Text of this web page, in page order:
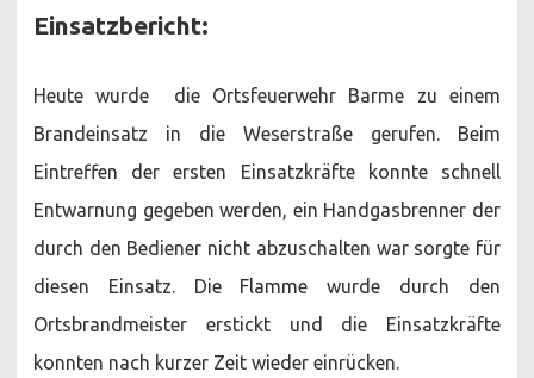
Einsatzbericht:
Heute wurde die Ortsfeuerwehr Barme zu einem
Brandeinsatz in die Weserstraße gerufen. Beim
Eintreffen der ersten Einsatzkräfte konnte schnell
Entwarnung gegeben werden, ein Handgasbrenner der
durch den Bediener nicht abzuschalten war sorgte für
diesen Einsatz. Die Flamme wurde durch den
Ortsbrandmeister erstickt und die Einsatzkräfte
konnten nach kurzer Zeit wieder einrücken.